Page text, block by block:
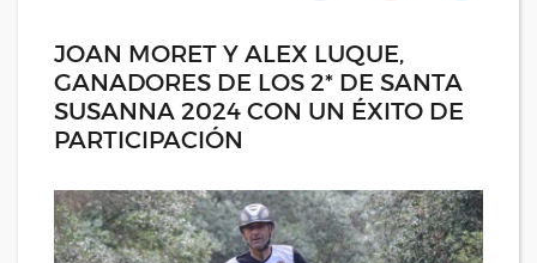
JOAN MORET Y ALEX LUQUE,
GANADORES DE LOS 2* DE SANTA
SUSANNA 2024 CON UN ÉXITO DE
PARTICIPACIÓN